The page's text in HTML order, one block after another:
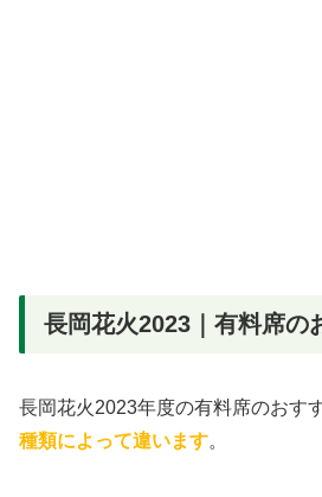
長岡花火2023｜有料席の
長岡花火2023年度の有料席のおす
種類によって違います。